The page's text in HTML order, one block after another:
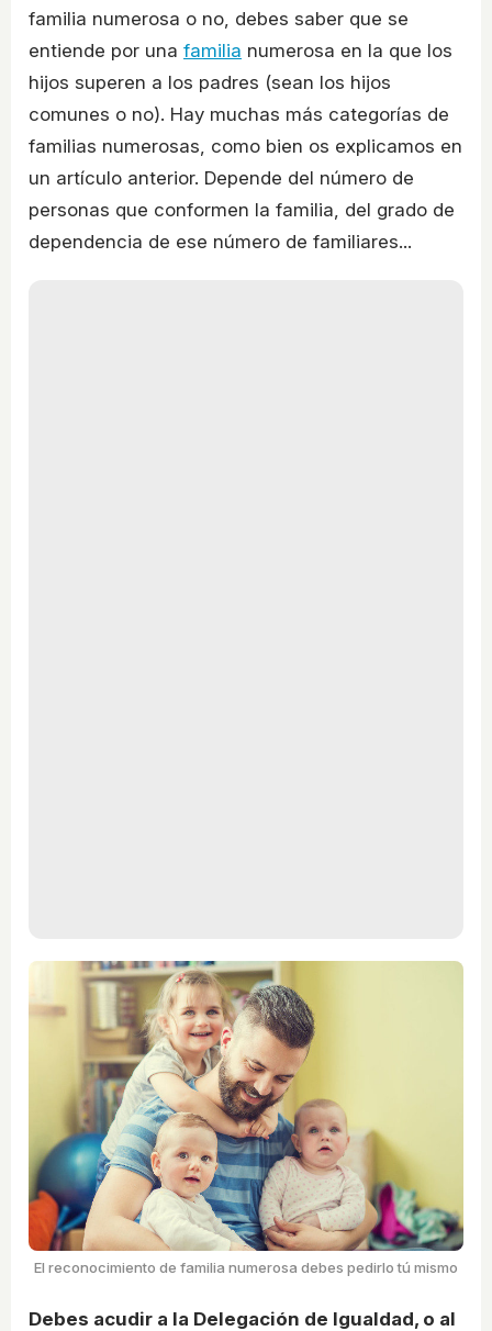
familia numerosa o no, debes saber que se
entiende por una familia numerosa en la que los
hijos superen a los padres (sean los hijos
comunes o no). Hay muchas más categorías de
familias numerosas, como bien os explicamos en
un artículo anterior. Depende del número de
personas que conformen la familia, del grado de
dependencia de ese número de familiares...
El reconocimiento de familia numerosa debes pedirlo tú mismo
Debes acudir a la Delegación de Igualdad, o al